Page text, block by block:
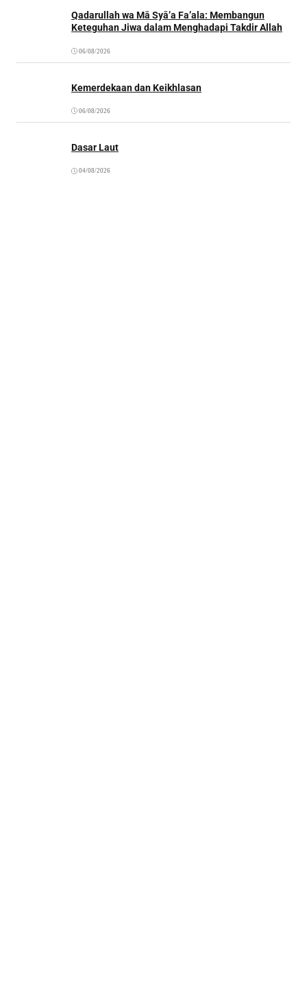
Qadarullah wa Mā Syā’a Fa’ala: Membangun
Keteguhan Jiwa dalam Menghadapi Takdir Allah
06/08/2026
Kemerdekaan dan Keikhlasan
06/08/2026
Dasar Laut
04/08/2026